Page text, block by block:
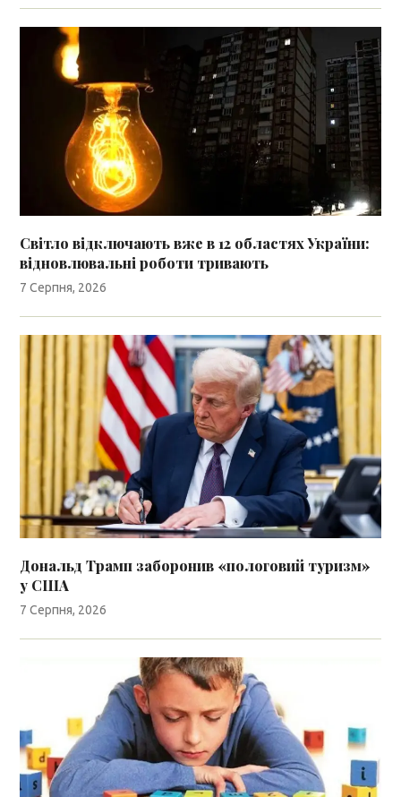
Світло відключають вже в 12 областях України:
відновлювальні роботи тривають
7 Серпня, 2026
Дональд Трамп заборонив «пологовий туризм»
у США
7 Серпня, 2026